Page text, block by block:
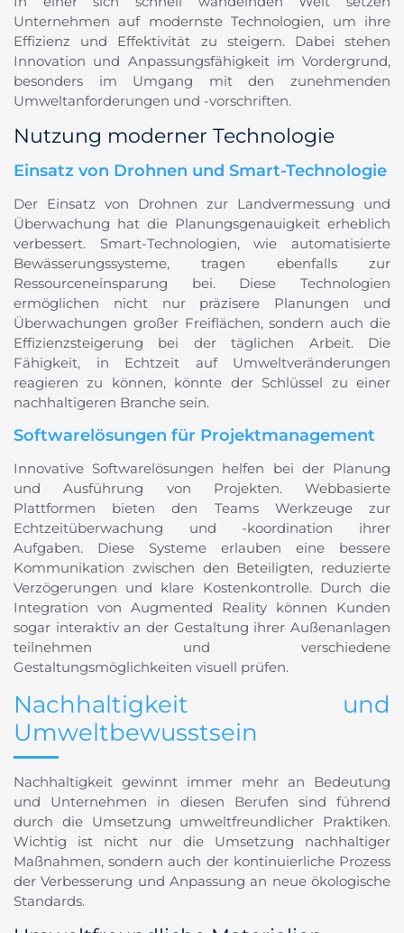
Unternehmen auf modernste Technologien, um ihre
Effizienz und Effektivität zu steigern. Dabei stehen
Innovation und Anpassungsfähigkeit im Vordergrund,
besonders im Umgang mit den zunehmenden
Umweltanforderungen und -vorschriften.
Nutzung moderner Technologie
Einsatz von Drohnen und Smart-Technologie
Der Einsatz von Drohnen zur Landvermessung und
Überwachung hat die Planungsgenauigkeit erheblich
verbessert. Smart-Technologien, wie automatisierte
Bewässerungssysteme, tragen ebenfalls zur
Ressourceneinsparung bei. Diese Technologien
ermöglichen nicht nur präzisere Planungen und
Überwachungen großer Freiflächen, sondern auch die
Effizienzsteigerung bei der täglichen Arbeit. Die
Fähigkeit, in Echtzeit auf Umweltveränderungen
reagieren zu können, könnte der Schlüssel zu einer
nachhaltigeren Branche sein.
Softwarelösungen für Projektmanagement
Innovative Softwarelösungen helfen bei der Planung
und Ausführung von Projekten. Webbasierte
Plattformen bieten den Teams Werkzeuge zur
Echtzeitüberwachung und -koordination ihrer
Aufgaben. Diese Systeme erlauben eine bessere
Kommunikation zwischen den Beteiligten, reduzierte
Verzögerungen und klare Kostenkontrolle. Durch die
Integration von Augmented Reality können Kunden
sogar interaktiv an der Gestaltung ihrer Außenanlagen
teilnehmen und verschiedene
Gestaltungsmöglichkeiten visuell prüfen.
Nachhaltigkeit und
Umweltbewusstsein
Nachhaltigkeit gewinnt immer mehr an Bedeutung
und Unternehmen in diesen Berufen sind führend
durch die Umsetzung umweltfreundlicher Praktiken.
Wichtig ist nicht nur die Umsetzung nachhaltiger
Maßnahmen, sondern auch der kontinuierliche Prozess
der Verbesserung und Anpassung an neue ökologische
Standards.